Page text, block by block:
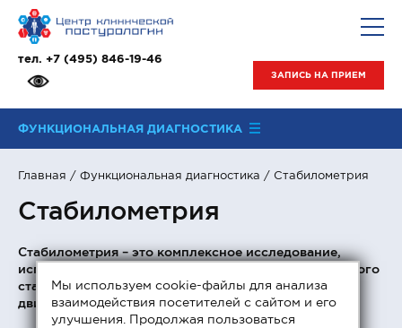
тел. +7 (495) 846-19-46
ЗАПИСЬ НА ПРИЕМ
ФУНКЦИОНАЛЬНАЯ ДИАГНОСТИКА
Главная / Функциональная диагностика / Стабилометрия
Стабилометрия
Стабилометрия – это комплексное исследование,
использующееся для детальной оценки постурального
статуса пациента с количественным выражением
двигательных нарушений.
Мы используем cookie-файлы для анализа
взаимодействия посетителей с сайтом и его
улучшения. Продолжая пользоваться